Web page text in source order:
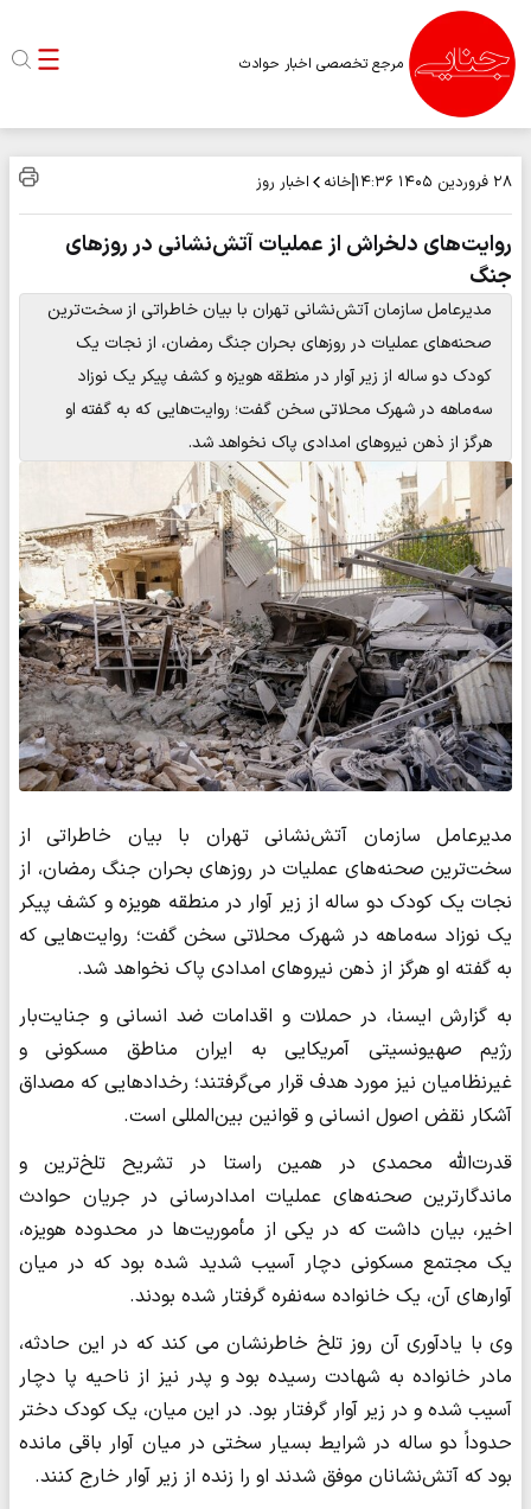
مرجع تخصصی اخبار حوادث
۲۸ فروردین ۱۴۰۵ ۱۴:۳۶ خانه اخبار روز
روایت‌های دلخراش از عملیات آتش‌نشانی در روزهای
جنگ
مدیرعامل سازمان آتش‌نشانی تهران با بیان خاطراتی از سخت‌ترین
صحنه‌های عملیات در روزهای بحران جنگ رمضان، از نجات یک
کودک دو ساله از زیر آوار در منطقه هویزه و کشف پیکر یک نوزاد
سه‌ماهه در شهرک محلاتی سخن گفت؛ روایت‌هایی که به گفته او
هرگز از ذهن نیروهای امدادی پاک نخواهد شد.
مدیرعامل سازمان آتش‌نشانی تهران با بیان خاطراتی از
سخت‌ترین صحنه‌های عملیات در روزهای بحران جنگ رمضان، از
نجات یک کودک دو ساله از زیر آوار در منطقه هویزه و کشف پیکر
یک نوزاد سه‌ماهه در شهرک محلاتی سخن گفت؛ روایت‌هایی که
به گفته او هرگز از ذهن نیروهای امدادی پاک نخواهد شد.
به گزارش ایسنا، در حملات و اقدامات ضد انسانی و جنایت‌بار
رژیم صهیونسیتی آمریکایی به ایران مناطق مسکونی و
غیرنظامیان نیز مورد هدف قرار می‌گرفتند؛ رخدادهایی که مصداق
آشکار نقض اصول انسانی و قوانین بین‌المللی است.
قدرت‌الله محمدی در همین راستا در تشریح تلخ‌ترین و
ماندگارترین صحنه‌های عملیات امدادرسانی در جریان حوادث
اخیر، بیان داشت که در یکی از مأموریت‌ها در محدوده هویزه،
یک مجتمع مسکونی دچار آسیب شدید شده بود که در میان
آوارهای آن، یک خانواده سه‌نفره گرفتار شده بودند.
وی با یادآوری آن روز تلخ خاطرنشان می کند که در این حادثه،
مادر خانواده به شهادت رسیده بود و پدر نیز از ناحیه پا دچار
آسیب شده و در زیر آوار گرفتار بود. در این میان، یک کودک دختر
حدوداً دو ساله در شرایط بسیار سختی در میان آوار باقی مانده
بود که آتش‌نشانان موفق شدند او را زنده از زیر آوار خارج کنند.